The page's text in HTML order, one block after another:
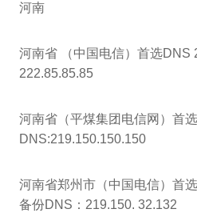
河南
河南省 （中国电信）首选DNS
222.85.85.85
河南省（平煤集团电信网）首
DNS:219.150.150.150
河南省郑州市（中国电信）首
备份DNS：219.150. 32.132